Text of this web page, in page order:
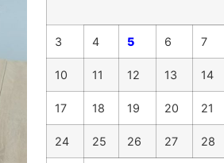
3 4 5 6 7
10 11 12 13 14
17 18 19 20 21
24 25 26 27 28